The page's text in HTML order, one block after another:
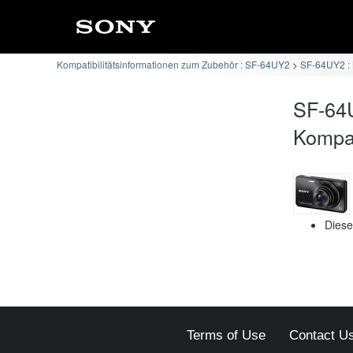
Kompatibilitätsinformationen zum Zubehör : SF-64UY2 SF-64UY2
SF-
Terms of Use Contact